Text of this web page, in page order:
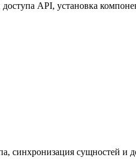
API, установка
синхронизация сущностей и